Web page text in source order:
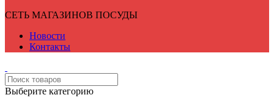
СЕТЬ МАГАЗИНОВ ПОСУДЫ
Новости
Контакты
Выберите категорию